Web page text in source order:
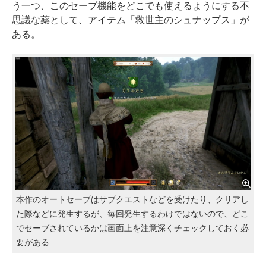
う一つ、このセーブ機能をどこでも使えるようにする不
思議な薬として、アイテム「救世主のシュナップス」が
ある。
本作のオートセーブはサブクエストなどを受けたり、クリアし
た際などに発生するが、毎回発生するわけではないので、どこ
でセーブされているかは画面上を注意深くチェックしておく必
要がある